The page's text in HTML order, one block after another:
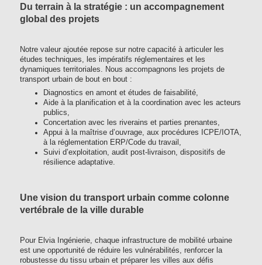
Du terrain à la stratégie : un accompagnement
global des projets
Notre valeur ajoutée repose sur notre capacité à articuler les
études techniques, les impératifs réglementaires et les
dynamiques territoriales. Nous accompagnons les projets de
transport urbain de bout en bout :
Diagnostics en amont et études de faisabilité,
Aide à la planification et à la coordination avec les acteurs
publics,
Concertation avec les riverains et parties prenantes,
Appui à la maîtrise d’ouvrage, aux procédures ICPE/IOTA,
à la réglementation ERP/Code du travail,
Suivi d’exploitation, audit post-livraison, dispositifs de
résilience adaptative.
Une vision du transport urbain comme colonne
vertébrale de la ville durable
Pour Elvia Ingénierie, chaque infrastructure de mobilité urbaine
est une opportunité de réduire les vulnérabilités, renforcer la
robustesse du tissu urbain et préparer les villes aux défis